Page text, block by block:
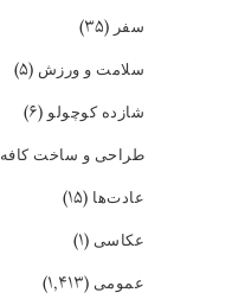
سفر (۳۵)
سلامت و ورزش (۵)
شازده کوچولو(۶)
طراحی و ساخت کافه
عادت‌ها (۱۵)
عکاسی (۱)
عمومی (۱,۴۱۳)